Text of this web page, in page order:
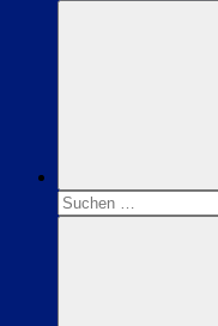
Suchen
nach: